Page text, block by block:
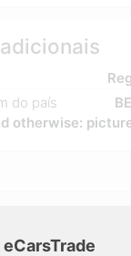
do país
otherwise:
eCarsTrade